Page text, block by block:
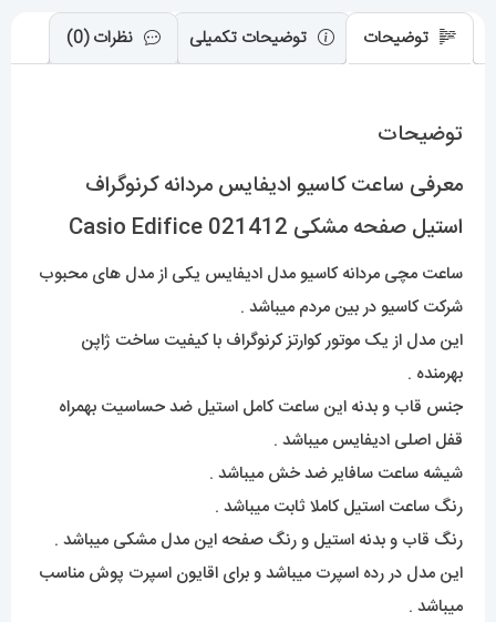
توضیحات توضیحات تکمیلی نظرات (0)
توضیحات
معرفی ساعت کاسیو ادیفایس مردانه کرنوگراف
استیل صفحه مشکی Casio Edifice 021412
ساعت مچی مردانه کاسیو مدل ادیفایس یکی از مدل های محبوب
شرکت کاسیو در بین مردم میباشد .
این مدل از یک موتور کوارتز کرنوگراف با کیفیت ساخت ژاپن
بهرمنده .
جنس قاب و بدنه این ساعت کامل استیل ضد حساسیت بهمراه
قفل اصلی ادیفایس میباشد .
شیشه ساعت سافایر ضد خش میباشد .
رنگ ساعت استیل کاملا ثابت میباشد .
رنگ قاب و بدنه استیل و رنگ صفحه این مدل مشکی میباشد .
این مدل در رده اسپرت میباشد و برای اقایون اسپرت پوش مناسب
میباشد .